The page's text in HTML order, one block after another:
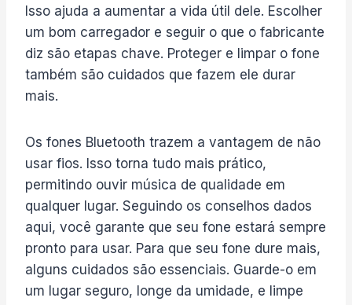
Isso ajuda a aumentar a vida útil dele. Escolher
um bom carregador e seguir o que o fabricante
diz são etapas chave. Proteger e limpar o fone
também são cuidados que fazem ele durar
mais.
Os fones Bluetooth trazem a vantagem de não
usar fios. Isso torna tudo mais prático,
permitindo ouvir música de qualidade em
qualquer lugar. Seguindo os conselhos dados
aqui, você garante que seu fone estará sempre
pronto para usar. Para que seu fone dure mais,
alguns cuidados são essenciais. Guarde-o em
um lugar seguro, longe da umidade, e limpe